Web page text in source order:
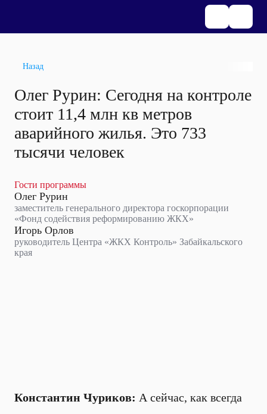
Назад
Олег Рурин: Сегодня на контроле
стоит 11,4 млн кв метров
аварийного жилья. Это 733
тысячи человек
Гости программы
Олег Рурин
заместитель генерального директора госкорпорации
«Фонд содействия реформированию ЖКХ»
Игорь Орлов
руководитель Центра «ЖКХ Контроль» Забайкальского
края
Константин Чуриков: А сейчас, как всегда